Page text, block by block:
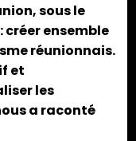
sous le
créer ensemble
réunionnais.
et
les
a raconté